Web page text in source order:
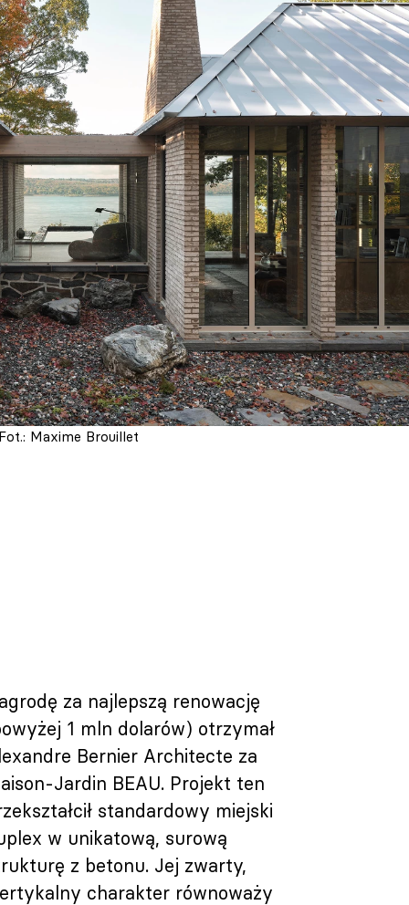
Fot.: Maxime Brouillet
za najlepszą renowację
1 mln dolarów) otrzymał
Bernier Architecte za
Jardin BEAU. Projekt ten
standardowy miejski
w unikatową, surową
z betonu. Jej zwarty,
charakter równoważy